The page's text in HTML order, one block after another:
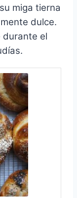
miga tierna
dulce.
durante el